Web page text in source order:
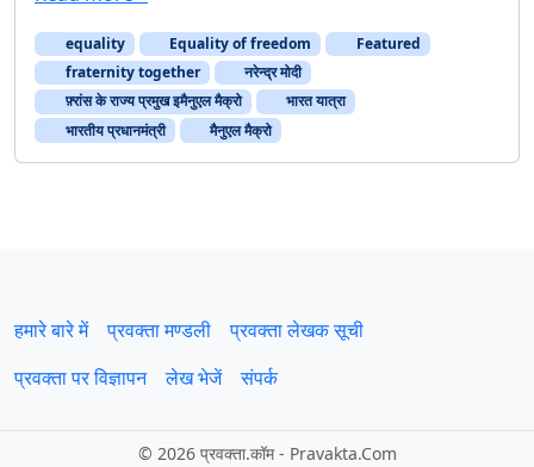
equality Equality of freedom
Featured
fraternity together
नरेन्‍द्र मोदी
फ़्रांस के राज्य प्रमुख इमैनुएल मैक्रो
भारत यात्रा
भारतीय प्रधानमंत्री
मैनुएल मैक्रो
हमारे बारे में प्रवक्‍ता मण्डली
प्रवक्ता लेखक सूची
प्रवक्ता पर विज्ञापन
लेख भेजें संपर्क
© 2026 प्रवक्‍ता.कॉम - Pravakta.Com